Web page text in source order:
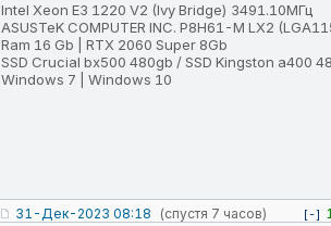
Intel Xeon E3 1220 V2 (Ivy Bridge) 3491.10МГц
ASUSTeK COMPUTER INC. P8H61-M LX2
Ram 16 Gb | RTX 2060 Super 8Gb
SSD Crucial bx500 480gb / SSD Kingston a400
Windows 7 | Windows 10
31-Дек-2023 08:18 (спустя 7 часов) [-]